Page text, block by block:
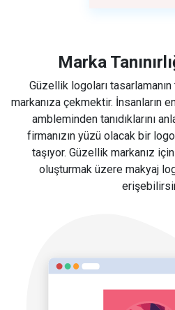
Marka
Güzellik logoları
markanıza çekmektir. İnsanların
ambleminden tanıdıklarını
firmanızın yüzü olacak bir
taşıyor. Güzellik markanız
oluşturmak üzere makyaj